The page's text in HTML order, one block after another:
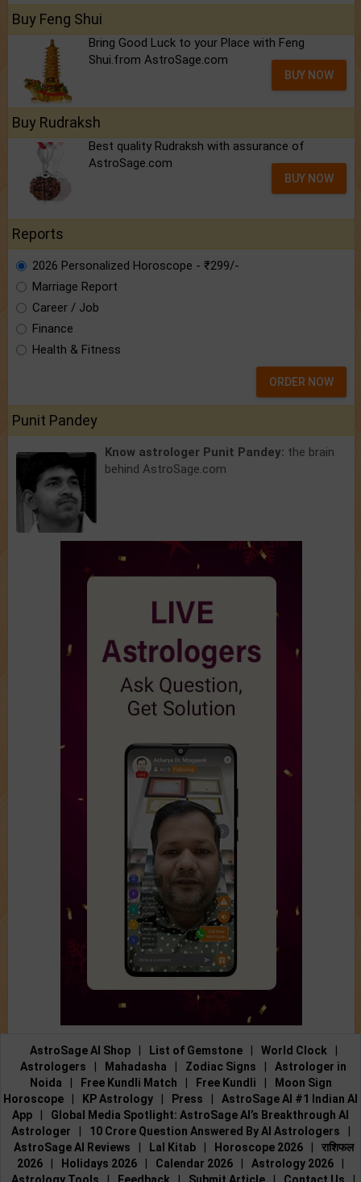
Buy Feng Shui
Bring Good Luck to your Place with Feng
Shui.from AstroSage.com
BUY NOW
Buy Rudraksh
Best quality Rudraksh with assurance of
AstroSage.com
BUY NOW
Reports
2026 Personalized Horoscope - ₹299/-
Marriage Report
Career / Job
Finance
Health & Fitness
ORDER NOW
Punit Pandey
Know astrologer Punit Pandey: the brain
behind AstroSage.com
AstroSage AI Shop List of Gemstone World Clock
Astrologers
Mahadasha Zodiac Signs
Astrologer in
Noida
Free Kundli Match Free Kundli
Moon Sign
Horoscope
KP Astrology Press
AstroSage AI #1 Indian AI
App
Global Media Spotlight: AstroSage AI’s Breakthrough AI
Astrologer
10 Crore Question Answered By AI Astrologers
AstroSage AI Reviews
Lal Kitab Horoscope 2026
राशिफल
2026
Holidays 2026 Calendar 2026 Astrology 2026